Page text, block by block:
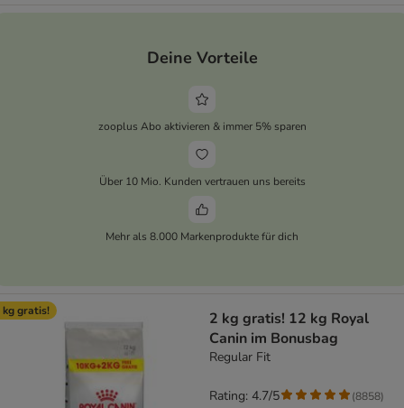
Deine Vorteile
zooplus Abo aktivieren & immer 5% sparen
Über 10 Mio. Kunden vertrauen uns bereits
Mehr als 8.000 Markenprodukte für dich
kg gratis!
2 kg gratis! 12 kg Royal
Canin im Bonusbag
Regular Fit
Rating: 4.7/5 (8858)